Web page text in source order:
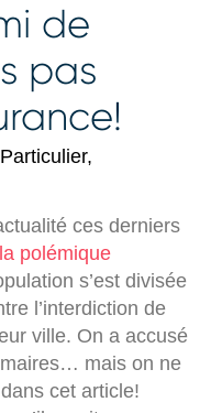
de
pas
ces derniers
la polémique
s’est divisée
l’interdiction de
ville. On a accusé
mais on ne
cet article!